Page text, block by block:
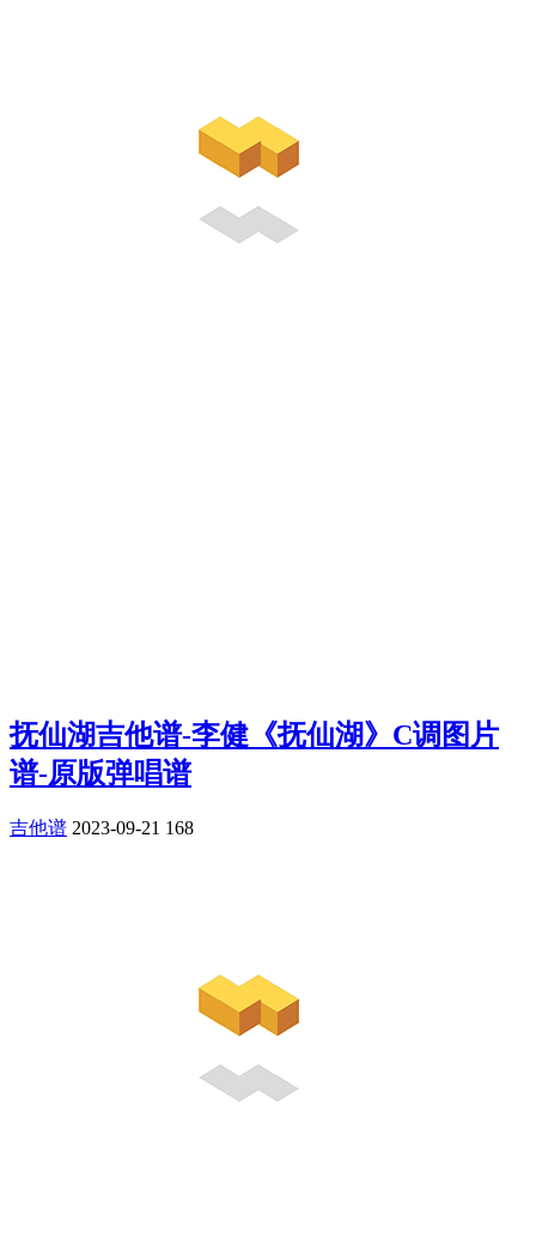
抚仙湖吉他谱-李健《抚仙湖》C调图片
谱-原版弹唱谱
吉他谱 2023-09-21 168